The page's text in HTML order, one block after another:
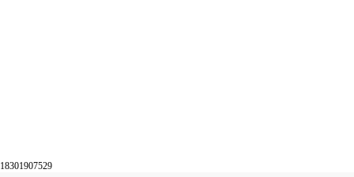
18301907529